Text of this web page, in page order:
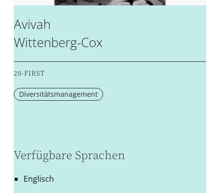
Avivah
Wittenberg-Cox
20-FIRST
Diversitätsmanagement
Verfügbare Sprachen
Englisch